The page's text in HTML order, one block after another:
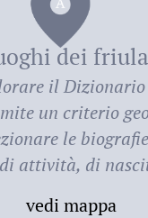
dei
il
un criterio
le
attività, di
vedi mappa